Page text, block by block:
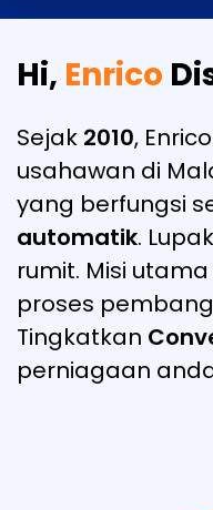
Hi, Enrico
Sejak 2010,
usahawan di
yang berfungsi
automatik.
rumit. Misi
proses
Tingkatkan
perniagaan